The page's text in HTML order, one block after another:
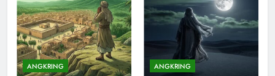
ANGKRING ANGKRING
200
Khutbah Idul Fitri di Rumah
KHUTBAH